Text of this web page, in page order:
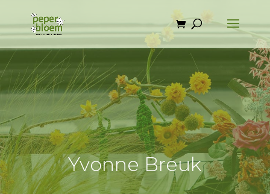
Yvonne Breuk